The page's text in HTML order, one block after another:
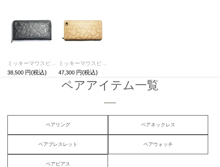
ミッキーマウスビッグアイコンラウンドファスナー長財布/ロングウォレット
38,500
ミッキーマウスビッグアイコンラウンドファスナー長財布/ロングウォレット-ヌメ-
47,300
ペアアイテム一覧
ペアリング ペアネックレス
ペアブレスレット ペアウォッチ
ペアピアス